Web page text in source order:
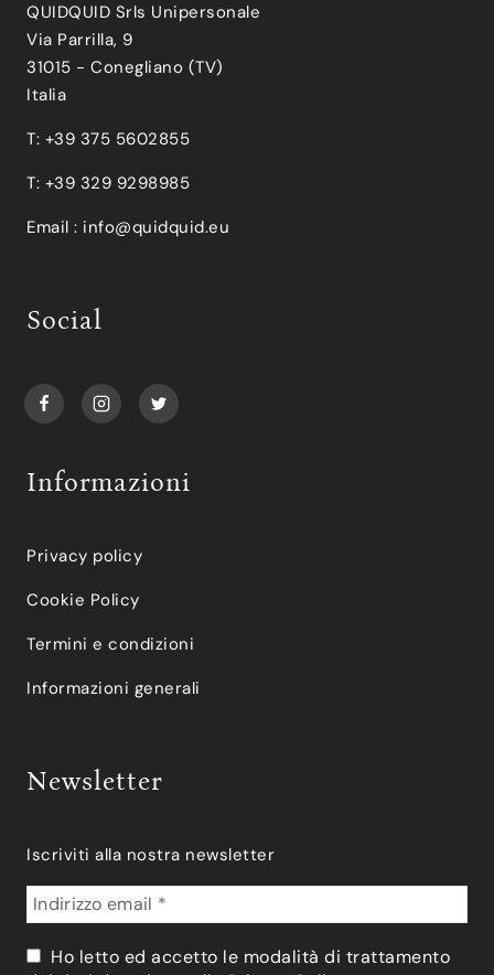
QUIDQUID Srls Unipersonale
Via Parrilla, 9
31015 - Conegliano (TV)
Italia
T: +39 375 5602855
T: +39 329 9298985
Email : info@quidquid.eu
Social
Informazioni
Privacy policy
Cookie Policy
Termini e condizioni
Informazioni generali
Newsletter
Iscriviti alla nostra newsletter
Ho letto ed accetto le modalità di trattamento